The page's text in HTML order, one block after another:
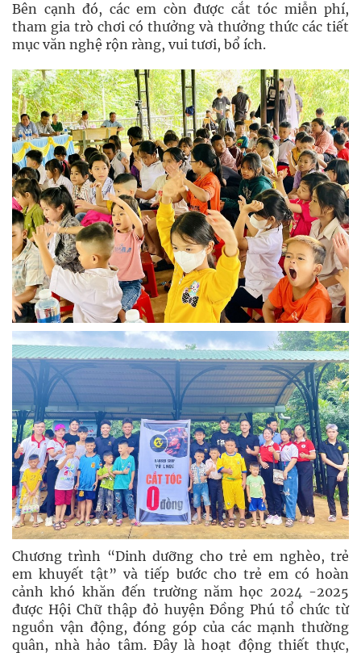
Bên cạnh đó, các em còn được cắt tóc miễn phí,
tham gia trò chơi có thưởng và thưởng thức các tiết
mục văn nghệ rộn ràng, vui tươi, bổ ích.
Chương trình “Dinh dưỡng cho trẻ em nghèo, trẻ
em khuyết tật” và tiếp bước cho trẻ em có hoàn
cảnh khó khăn đến trường năm học 2024 -2025
được Hội Chữ thập đỏ huyện Đồng Phú tổ chức từ
nguồn vận động, đóng góp của các mạnh thường
quân, nhà hảo tâm. Đây là hoạt động thiết thực,